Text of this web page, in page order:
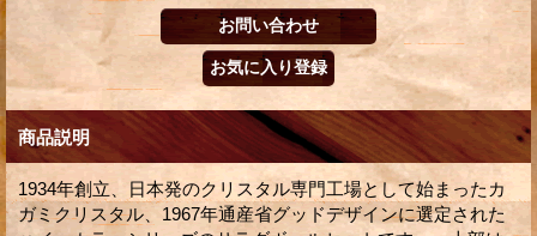
商品説明
1934年創立、日本発のクリスタル専門工場として始まったカ
ガミクリスタル、1967年通産省グッドデザインに選定された